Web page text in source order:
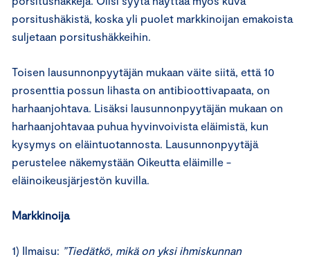
porsitushäkistä, koska yli puolet markkinoijan emakoista
suljetaan porsitushäkkeihin.
Toisen lausunnonpyytäjän mukaan väite siitä, että 10
prosenttia possun lihasta on antibioottivapaata, on
harhaanjohtava. Lisäksi lausunnonpyytäjän mukaan on
harhaanjohtavaa puhua hyvinvoivista eläimistä, kun
kysymys on eläintuotannosta. Lausunnonpyytäjä
perustelee näkemystään Oikeutta eläimille -
eläinoikeusjärjestön kuvilla.
Markkinoija
1) Ilmaisu: ”Tiedätkö, mikä on yksi ihmiskunnan